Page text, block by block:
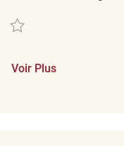
Sauvegarder Store
Voir Plus